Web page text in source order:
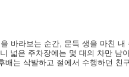
바라보는 순간, 문득 생을 마친 내
넓은 주차장에는 몇 대의 차만 남
는 삭발하고 절에서 수행하던 친